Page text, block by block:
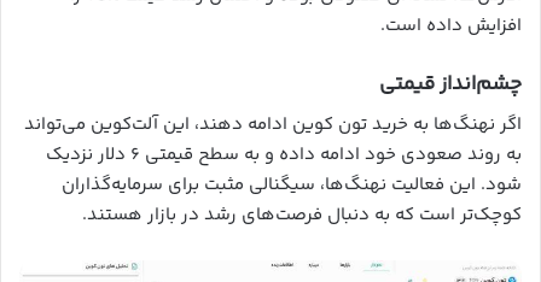
افزایش داده است.
چشم‌انداز قیمتی
اگر نهنگ‌ها به خرید تون‌ کوین ادامه دهند، این آلت‌کوین می‌تواند
به روند صعودی خود ادامه داده و به سطح قیمتی ۶ دلار نزدیک
شود. این فعالیت نهنگ‌ها، سیگنالی مثبت برای سرمایه‌گذاران
کوچک‌تر است که به دنبال فرصت‌های رشد در بازار هستند.